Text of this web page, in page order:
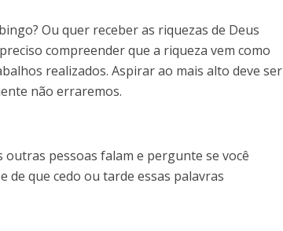
Ou quer receber as riquezas de Deus
compreender que a riqueza vem como
realizados. Aspirar ao mais alto deve ser
não erraremos.
outras pessoas falam e pergunte se você
de que cedo ou tarde essas palavras